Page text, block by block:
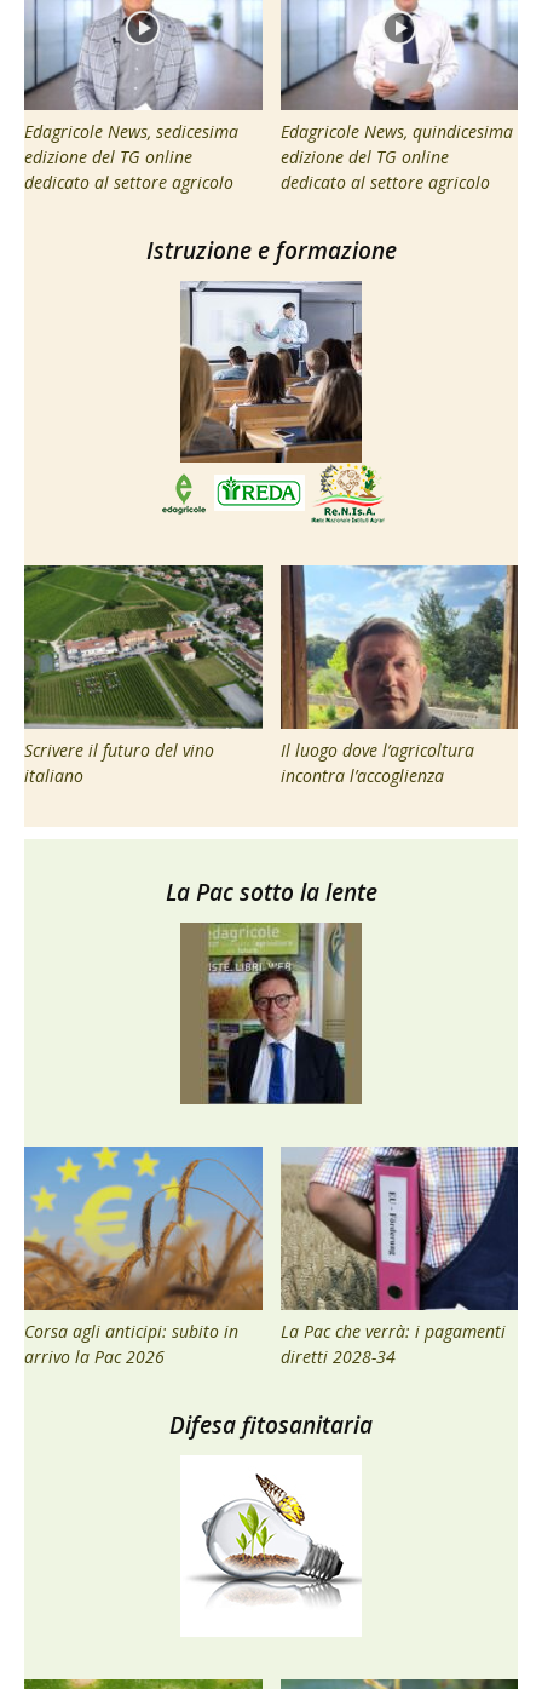
Edagricole News, sedicesima
edizione del TG online
dedicato al settore agricolo
Edagricole News, quindicesima
edizione del TG online
dedicato al settore agricolo
Istruzione e formazione
Scrivere il futuro del vino
italiano
Il luogo dove l’agricoltura
incontra l’accoglienza
La Pac sotto la lente
Corsa agli anticipi: subito in
arrivo la Pac 2026
La Pac che verrà: i pagamenti
diretti 2028-34
Difesa fitosanitaria